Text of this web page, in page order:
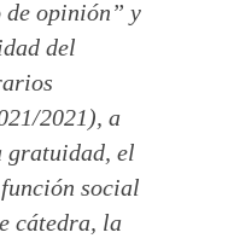
de opinión” y
del
2021), a
gratuidad, el
social
cátedra, la